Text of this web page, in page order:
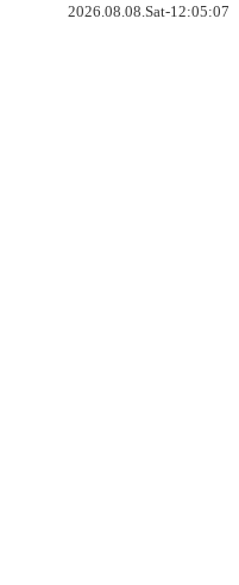
2026.08.08.Sat-12:05:07